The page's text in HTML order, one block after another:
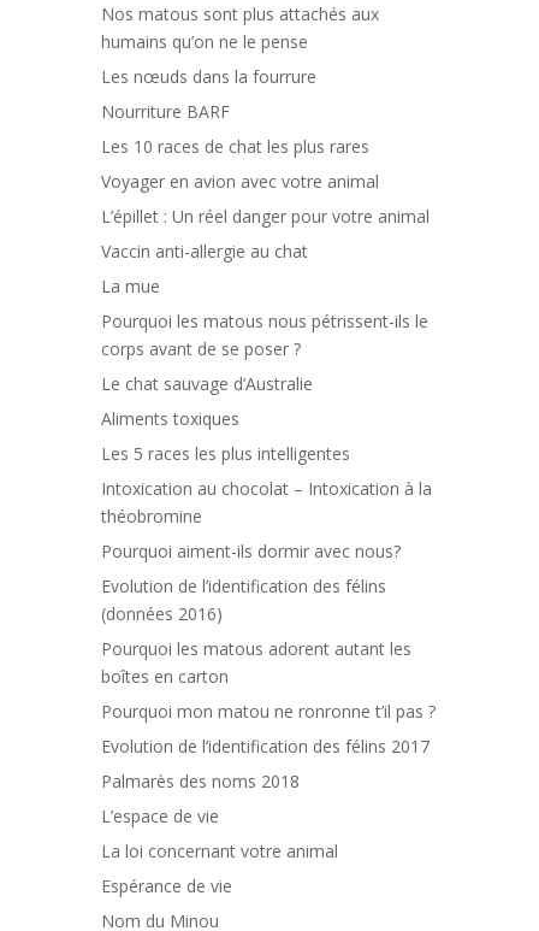
Nos matous sont plus attachés aux
humains qu’on ne le pense
Les nœuds dans la fourrure
Nourriture BARF
Les 10 races de chat les plus rares
Voyager en avion avec votre animal
L’épillet : Un réel danger pour votre animal
Vaccin anti-allergie au chat
La mue
Pourquoi les matous nous pétrissent-ils le
corps avant de se poser ?
Le chat sauvage d’Australie
Aliments toxiques
Les 5 races les plus intelligentes
Intoxication au chocolat – Intoxication à la
théobromine
Pourquoi aiment-ils dormir avec nous?
Evolution de l’identification des félins
(données 2016)
Pourquoi les matous adorent autant les
boîtes en carton
Pourquoi mon matou ne ronronne t’il pas ?
Evolution de l’identification des félins 2017
Palmarès des noms 2018
L’espace de vie
La loi concernant votre animal
Espérance de vie
Nom du Minou